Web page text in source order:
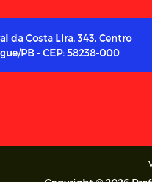
da Costa Lira, 343, Centro
PB - CEP: 58238-000